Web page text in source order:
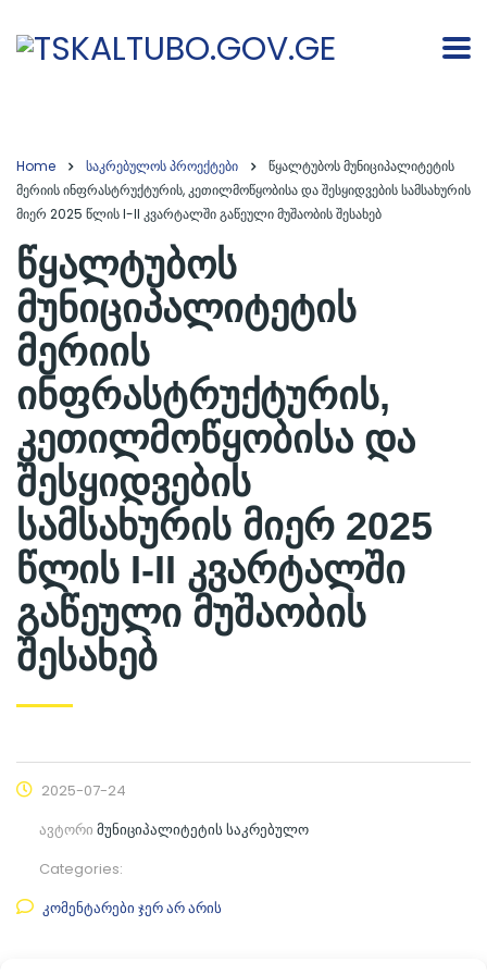
Home საკრებულოს პროექტები
წყალტუბოს მუნიციპალიტეტის
მერიის ინფრასტრუქტურის, კეთილმოწყობისა და შესყიდვების სამსახურის
მიერ 2025 წლის I-II კვარტალში გაწეული მუშაობის შესახებ
წყალტუბოს
მუნიციპალიტეტის
მერიის
ინფრასტრუქტურის,
კეთილმოწყობისა და
შესყიდვების
სამსახურის მიერ 2025
წლის I-II კვარტალში
გაწეული მუშაობის
შესახებ
2025-07-24
ავტორი მუნიციპალიტეტის საკრებულო
Categories:
კომენტარები ჯერ არ არის